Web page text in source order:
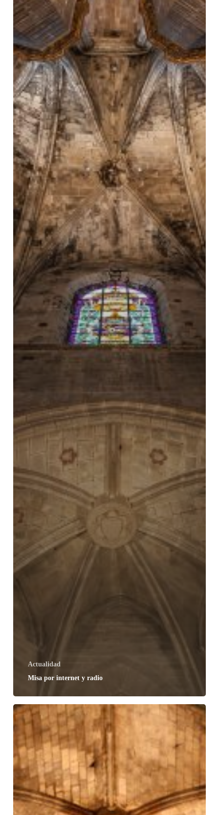
Actualidad
Misa por internet y radio
Rosario
por
internet